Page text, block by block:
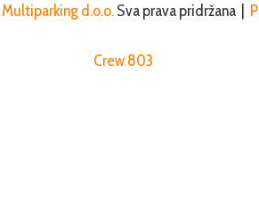
Multiparking d.o.o.Sva prava pridržana |
Crew 803